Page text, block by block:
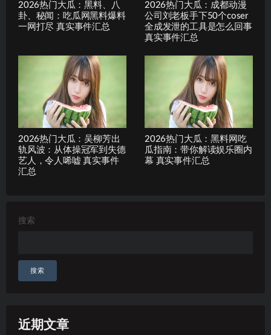
2026热门大瓜：黑料、八
卦、秘闻：吃瓜网黑料爆料
一网打尽 真实事件汇总
2026热门大瓜：成都动漫
公司刘老板手下50个coser
全成发泄的工具是怎么回事
真实事件汇总
2026热门大瓜：吴柳芳出
轨风波：从体操冠军到失德
艺人，令人唏嘘 真实事件
汇总
2026热门大瓜：黑料网吃
瓜指南：带你解读娱乐圈内
幕 真实事件汇总
搜索
搜索
近期文章